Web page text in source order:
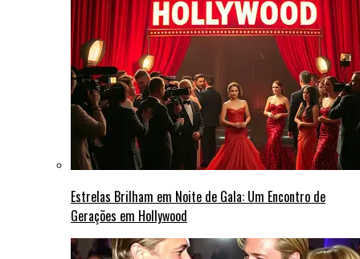
Estrelas Brilham em Noite de Gala: Um Encontro de
Gerações em Hollywood